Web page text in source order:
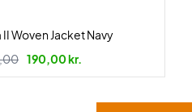
II Woven Jacket Navy
190,00 kr.